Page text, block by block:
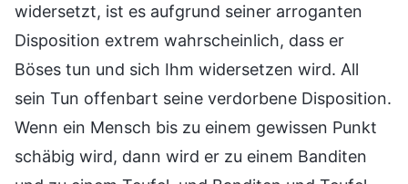
widersetzt, ist es aufgrund seiner arroganten
Disposition extrem wahrscheinlich, dass er
Böses tun und sich Ihm widersetzen wird. All
sein Tun offenbart seine verdorbene Disposition.
Wenn ein Mensch bis zu einem gewissen Punkt
schäbig wird, dann wird er zu einem Banditen